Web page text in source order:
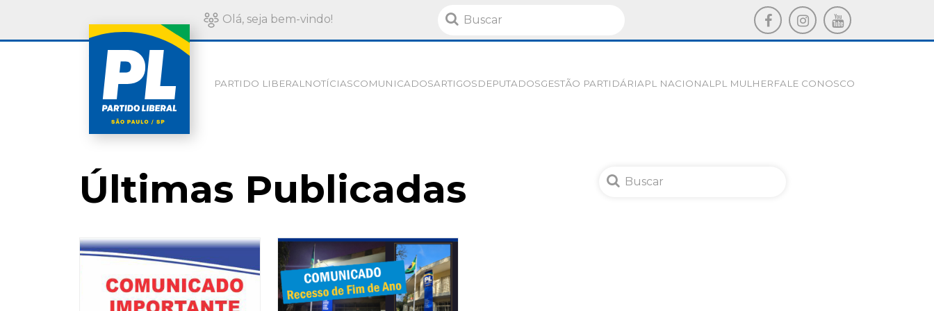
Olá, seja bem-vindo!
PARTIDO LIBERAL NOTÍCIASCOMUNICADOSARTIGOSDEPUTADOSGESTÃO PARTIDÁRIAPL NACIONAL PL MULHERFALE CONOSCO
Últimas Publicadas